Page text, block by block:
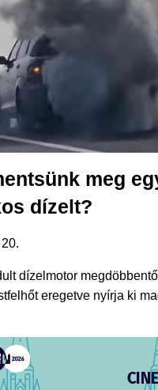
meg
dízelt?
dízelmotor
eregetve nyírja ki